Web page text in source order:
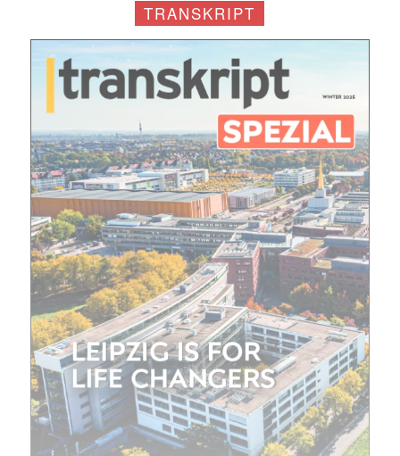
Mit dem |transkript-Newsletter
jede Woche aktuell informiert.
E-
Mail
(erforderlich)
TRANSKRIPT